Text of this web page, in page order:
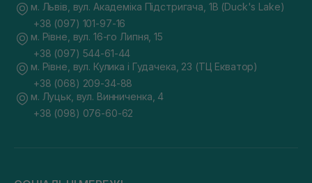
м. Львів, вул. Академіка Підстригача, 1В (Duck's Lake)
+38 (097) 101-97-16
м. Рівне, вул. 16-го Липня, 15
+38 (097) 544-61-44
м. Рівне, вул. Кулика і Гудачека, 23 (ТЦ Екватор)
+38 (068) 209-34-88
м. Луцьк, вул. Винниченка, 4
+38 (098) 076-60-62